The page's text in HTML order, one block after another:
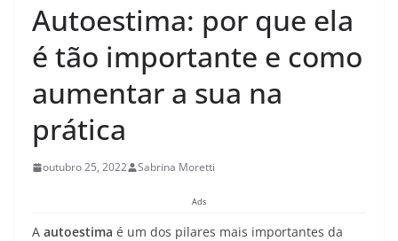
Autoestima: por que ela
é tão importante e como
aumentar a sua na
prática
outubro 25, 2022 Sabrina Moretti
Ads
A autoestima é um dos pilares mais importantes da